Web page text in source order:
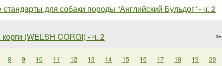
для собаки породы “Английский Бульдог” - ч. 2
(WELSH CORGI) - ч. 2
8 9 10 11 12 13 14 15 16 17 18 19
20